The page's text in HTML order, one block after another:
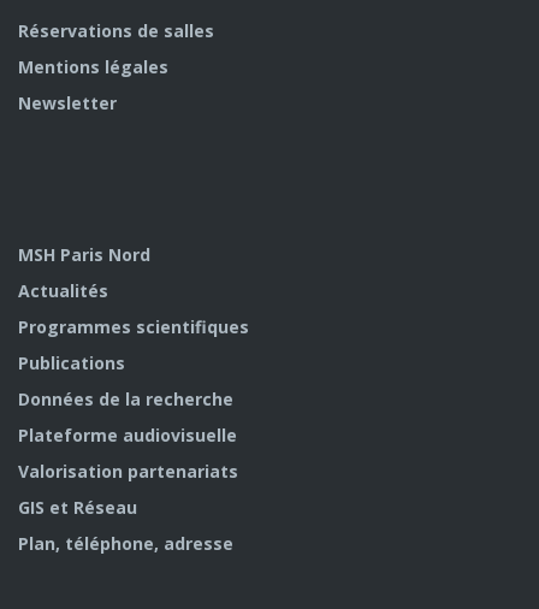
Réservations de salles
Mentions légales
Newsletter
MSH Paris Nord
Actualités
Programmes scientifiques
Publications
Données de la recherche
Plateforme audiovisuelle
Valorisation partenariats
GIS et Réseau
Plan, téléphone, adresse